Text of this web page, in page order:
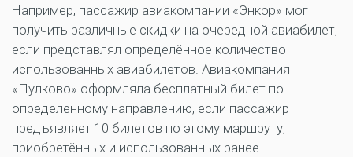
Например, пассажир авиакомпании «Энкор» мог
получить различные скидки на очередной авиабилет,
если представлял определённое количество
использованных авиабилетов. Авиакомпания
«Пулково» оформляла бесплатный билет по
определённому направлению, если пассажир
предъявляет 10 билетов по этому маршруту,
приобретённых и использованных ранее.